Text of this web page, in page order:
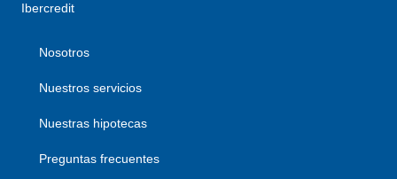
Ibercredit
Nosotros
Nuestros servicios
Nuestras hipotecas
Preguntas frecuentes